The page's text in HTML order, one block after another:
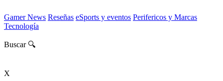
Gamer News Reseñas eSports y eventos Perifericos y Marcas
Tecnología
Buscar 🔍
X